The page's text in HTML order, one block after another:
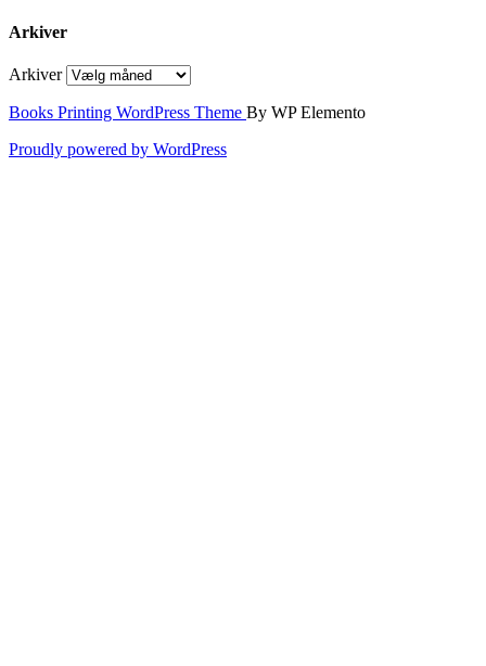
Arkiver
Arkiver
Books Printing WordPress Theme By WP Elemento
Proudly powered by WordPress